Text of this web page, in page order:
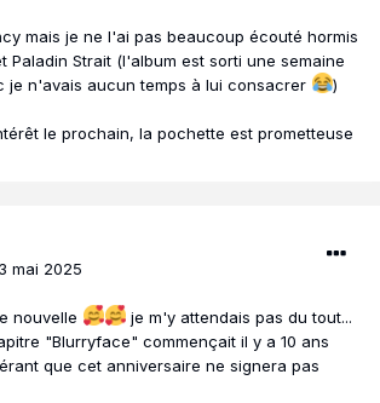
mais je ne l'ai pas beaucoup écouté hormis
Paladin Strait (l'album est sorti une semaine
je n'avais aucun temps à lui consacrer
)
le prochain, la pochette est prometteuse
mai 2025
nouvelle
je m'y attendais pas du tout...
"Blurryface" commençait il y a 10 ans
que cet anniversaire ne signera pas